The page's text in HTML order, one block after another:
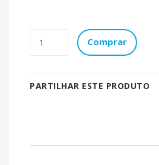
Comprar
PARTILHAR ESTE PRODUTO